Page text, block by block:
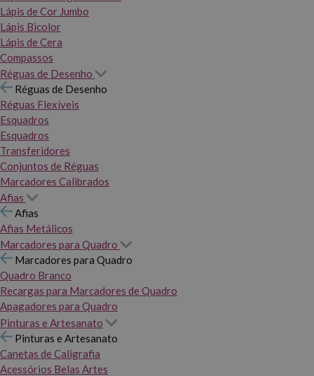
Lápis de Cor Jumbo
Lápis Bicolor
Lápis de Cera
Compassos
Réguas de Desenho
Réguas de Desenho
Réguas Flexíveis
Esquadros
Esquadros
Transferidores
Conjuntos de Réguas
Marcadores Calibrados
Afias
Afias
Afias Metálicos
Marcadores para Quadro
Marcadores para Quadro
Quadro Branco
Recargas para Marcadores de Quadro
Apagadores para Quadro
Pinturas e Artesanato
Pinturas e Artesanato
Canetas de Caligrafia
Acessórios Belas Artes